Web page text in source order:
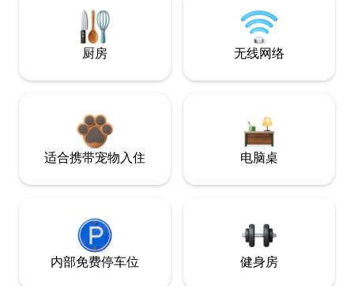
厨房 无线网络
适合携带宠物入住 电脑桌
内部免费停车位 健身房